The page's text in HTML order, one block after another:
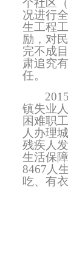
个社区
况进行
生工程
励，对
完不成
肃追究
任。
镇失业
困难职
人办理
残疾人
生活保
8467 人
吃、有